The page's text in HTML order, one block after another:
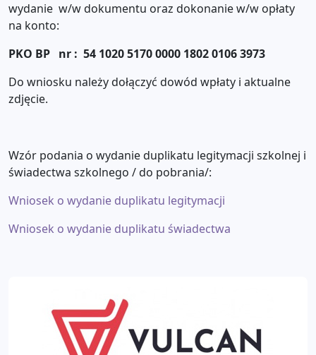
wydanie w/w dokumentu oraz dokonanie w/w opłaty
na konto:
PKO BP nr : 54 1020 5170 0000 1802 0106 3973
Do wniosku należy dołączyć dowód wpłaty i aktualne
zdjęcie.
Wzór podania o wydanie duplikatu legitymacji szkolnej i
świadectwa szkolnego / do pobrania/:
Wniosek o wydanie duplikatu legitymacji
Wniosek o wydanie duplikatu świadectwa